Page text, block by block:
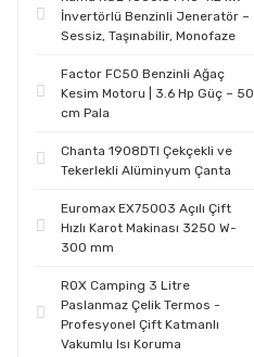
İnvertörlü Benzinli Jeneratör –
Sessiz, Taşınabilir, Monofaze
Factor FC50 Benzinli Ağaç
Kesim Motoru | 3.6 Hp Güç – 50
cm Pala
Chanta 1908DTI Çekçekli ve
Tekerlekli Alüminyum Çanta
Euromax EX75003 Açılı Çift
Hızlı Karot Makinası 3250 W-
300 mm
ROX Camping 3 Litre
Paslanmaz Çelik Termos -
Profesyonel Çift Katmanlı
Vakumlu Isı Koruma